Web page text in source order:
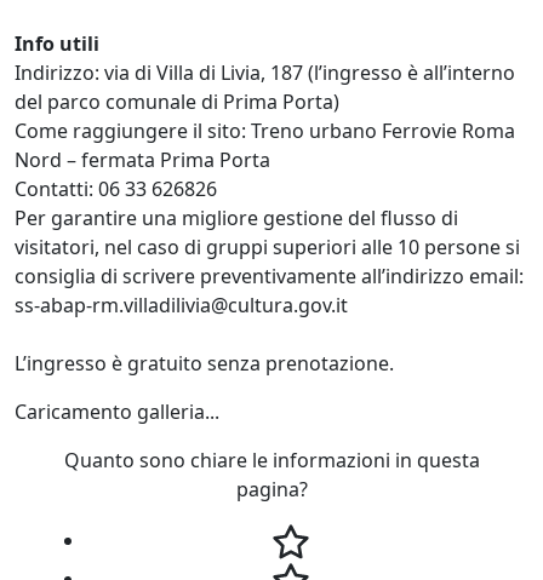
Info utili
Indirizzo: via di Villa di Livia, 187 (l’ingresso è all’interno
del parco comunale di Prima Porta)
Come raggiungere il sito: Treno urbano Ferrovie Roma
Nord – fermata Prima Porta
Contatti: 06 33 626826
Per garantire una migliore gestione del flusso di
visitatori, nel caso di gruppi superiori alle 10 persone si
consiglia di scrivere preventivamente all’indirizzo email:
ss-abap-rm.villadilivia@cultura.gov.it
L’ingresso è gratuito senza prenotazione.
Caricamento galleria...
Quanto sono chiare le informazioni in questa
pagina?